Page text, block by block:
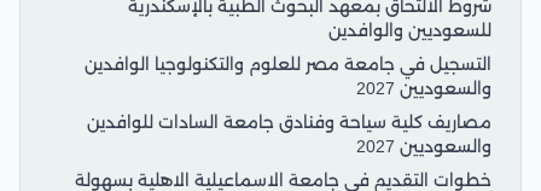
شروط الالتحاق بمعهد البحوث الطبية بالإسكندرية
للسعوديين والوافدين
التسجيل في جامعة مصر للعلوم والتكنولوجيا الوافدين
والسعوديين 2027
مصاريف كلية سياحة وفنادق جامعة السادات للوافدين
والسعوديين 2027
خطوات التقديم فى جامعة الاسماعيلية الاهلية بسهولة